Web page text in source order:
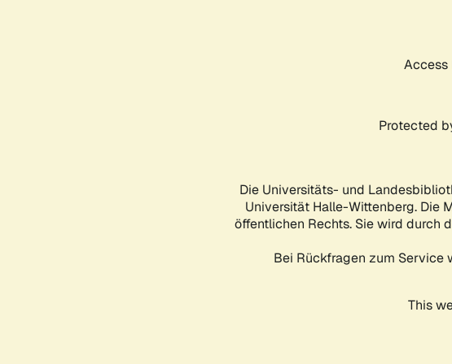
Protected
Die Universitäts- und
Universität Halle-Wittenberg. Die
öffentlichen Rechts. Sie wird durch
Bei Rückfragen zum Service
This